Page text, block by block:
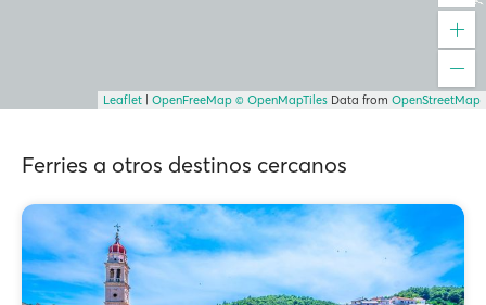
Leaflet OpenFreeMap © OpenMapTiles Data from OpenStreetMap
Ferries a otros destinos cercanos